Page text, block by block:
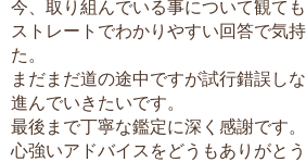
今、取り組んでいる事について観ても
ストレートでわかりやすい回答で気
た。
まだまだ道の途中ですが試行錯誤し
進んでいきたいです。
最後まで丁寧な鑑定に深く感謝です。
心強いアドバイスをどうもありがとう